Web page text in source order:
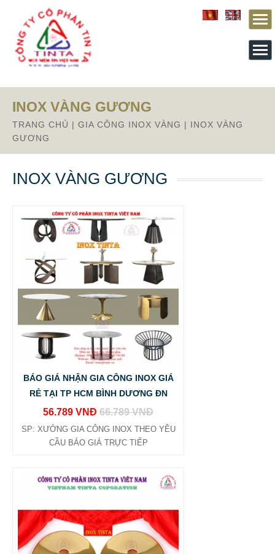
From this section downward is Zalo source code
INOX VÀNG GƯƠNG
TRANG CHỦ | GIA CÔNG INOX VÀNG | INOX VÀNG
GƯƠNG
INOX VÀNG GƯƠNG
BÁO GIÁ NHẬN GIA CÔNG INOX GIÁ
RẺ TẠI TP HCM BÌNH DƯƠNG ĐN
56.789 VNĐ 66.789 VNĐ
SP: XƯỞNG GIA CÔNG INOX THEO YÊU
CẦU BÁO GIÁ TRỰC TIẾP